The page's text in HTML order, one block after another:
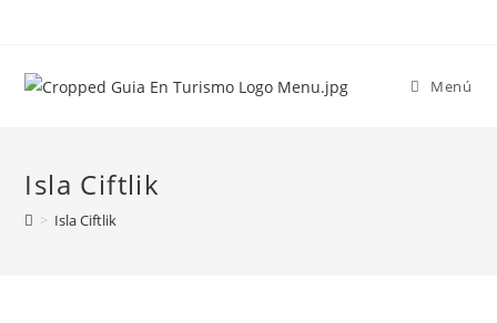
Menú
Isla Ciftlik
> Isla Ciftlik